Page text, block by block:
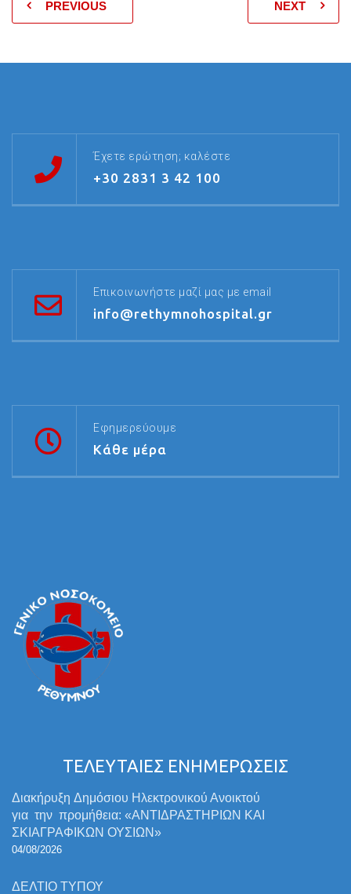
PREVIOUS NEXT
Έχετε ερώτηση; καλέστε
+30 2831 3 42 100
Επικοινωνήστε μαζί μας με email
info@rethymnohospital.gr
Εφημερεύουμε
Κάθε μέρα
ΤΕΛΕΥΤΑΙΕΣ ΕΝΗΜΕΡΩΣΕΙΣ
Διακήρυξη Δημόσιου Ηλεκτρονικού Ανοικτού
για την προμήθεια: «ΑΝΤΙΔΡΑΣΤΗΡΙΩΝ ΚΑΙ
ΣΚΙΑΓΡΑΦΙΚΩΝ ΟΥΣΙΩΝ»
04/08/2026
ΔΕΛΤΙΟ ΤΥΠΟΥ